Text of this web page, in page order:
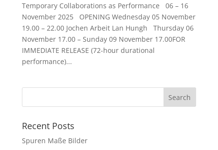
Temporary Collaborations as Performance 06 – 16
November 2025 OPENING Wednesday 05 November
19.00 – 22.00 Jochen Arbeit Lan Hungh Thursday 06
November 17.00 – Sunday 09 November 17.00FOR
IMMEDIATE RELEASE (72-hour durational
performance)...
Recent Posts
Spuren Maße Bilder